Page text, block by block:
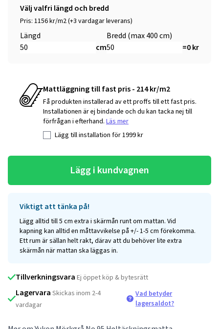
Välj valfri längd och bredd
Pris: 1156 kr/m2 (+3 vardagar leverans)
Längd
cm
Bredd (max 400 cm)
=0kr
Mattläggning till fast pris - 214 kr/m2
Få produkten installerad av ett proffs till ett fast pris.
Installationen är ej bindande och du kan tacka nej till
förfrågan i efterhand. Läs mer
Lägg till installation för1999kr
Lägg i kundvagnen
Viktigt att tänka på!
Lägg alltid till 5 cm extra i skärmån runt om mattan. Vid
kapning kan alltid en måttavvikelse på +/- 1-5 cm förekomma.
Ett rum är sällan helt rakt, därav att du behöver lite extra
skärmån när mattan ska läggas in.
Tillverkningsvara Ej öppet köp & bytesrätt
Lagervara Skickas inom 2-4
vardagar
Vad betyder
lagersaldot?